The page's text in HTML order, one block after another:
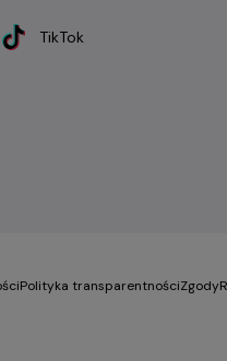
TikTok
Polityka transparentnościZgody